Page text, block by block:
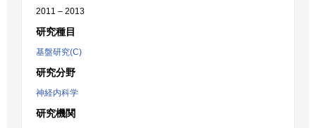
2011 – 2013
研究種目
基盤研究(C)
研究分野
神経内科学
研究機関